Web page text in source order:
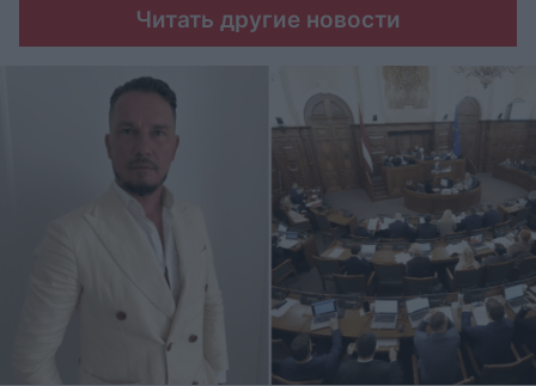
Читать другие новости